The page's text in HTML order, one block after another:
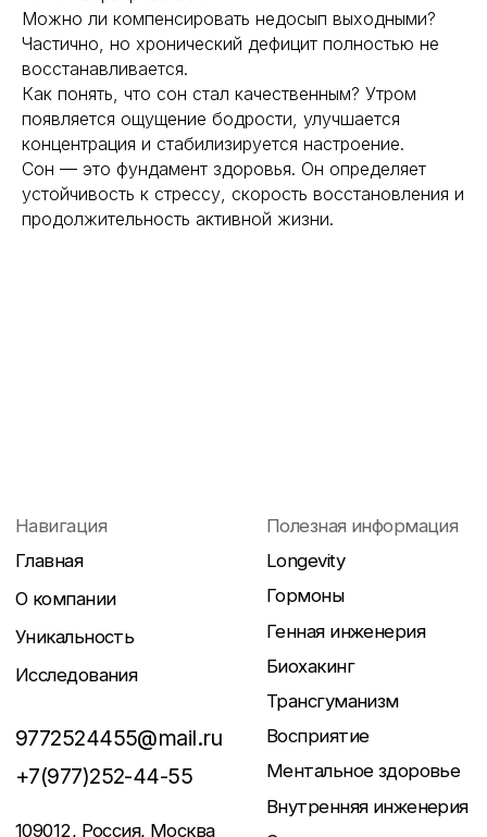
Можно ли компенсировать недосып выходными?
Частично, но хронический дефицит полностью не
восстанавливается.
Как понять, что сон стал качественным? Утром
появляется ощущение бодрости, улучшается
концентрация и стабилизируется настроение.
Сон — это фундамент здоровья. Он определяет
устойчивость к стрессу, скорость восстановления и
продолжительность активной жизни.